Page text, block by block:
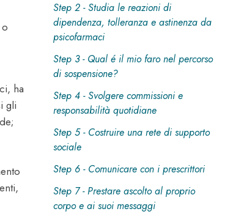
ha
gli
Step 2 - Studia le reazioni di
dipendenza, tolleranza e astinenza da
psicofarmaci
Step 3 - Qual é il mio faro nel percorso
di sospensione?
Step 4 - Svolgere commissioni e
responsabilità quotidiane
Step 5 - Costruire una rete di supporto
sociale
Step 6 - Comunicare con i prescrittori
Step 7 - Prestare ascolto al proprio
corpo e ai suoi messaggi